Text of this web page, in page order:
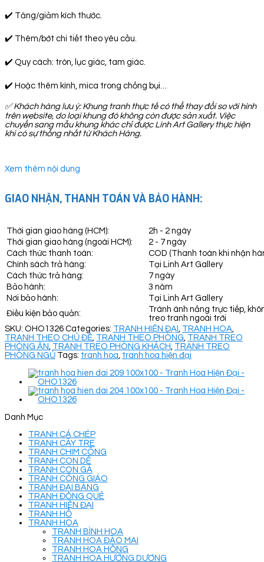
✔️ Tăng/giảm kích thước.
✔️ Thêm/bớt chi tiết theo yêu cầu.
✔️ Quy cách: tròn, lục giác, tam giác.
✔️ Hoặc thêm kính, mica trong chống bụi…
✅Khách hàng lưu ý: Khung tranh thực tế có thể thay đổi so với hình
trên website, do loại khung đó không còn được sản xuất. Việc
chuyển sang mẫu khung khác chỉ được Linh Art Gallery thực hiện
khi có sự thống nhất từ Khách Hàng.
Xem thêm nội dung
GIAO NHẬN, THANH TOÁN VÀ BẢO HÀNH:
Thời gian giao hàng (HCM):
2h - 2 ngày
Thời gian giao hàng (ngoài HCM):
2 - 7 ngày
Cách thức thanh toán:
COD (Thanh toán khi nhận
Chính sách trả hàng:
Tại Linh Art Gallery
Cách thức trả hàng:
7 ngày
Bảo hành:
3 năm
Nơi bảo hành:
Tại Linh Art Gallery
Điều kiện bảo quản:
Tránh ánh nắng trực tiếp,
treo tranh ngoài trời
SKU: OHO1326 Categories: TRANH HIỆN ĐẠI , TRANH HOA,
TRANH THEO CHỦ ĐỀ, TRANH THEO PHÒNG, TRANH TREO
PHÒNG ĂN, TRANH TREO PHÒNG KHÁCH, TRANH TREO
PHÒNG NGỦ Tags: tranh hoa, tranh hoa hiện đại
Danh Mục
TRANH CÁ CHÉP
TRANH CÂY TRE
TRANH CHIM CÔNG
TRANH CON DÊ
TRANH CON GÀ
TRANH CÔNG GIÁO
TRANH ĐẠI BÀNG
TRANH ĐỒNG QUÊ
TRANH HIỆN ĐẠI
TRANH HỔ
TRANH HOA
TRANH BÌNH HOA
TRANH HOA ĐÀO MAI
TRANH HOA HỒNG
TRANH HOA HƯỚNG DƯƠNG